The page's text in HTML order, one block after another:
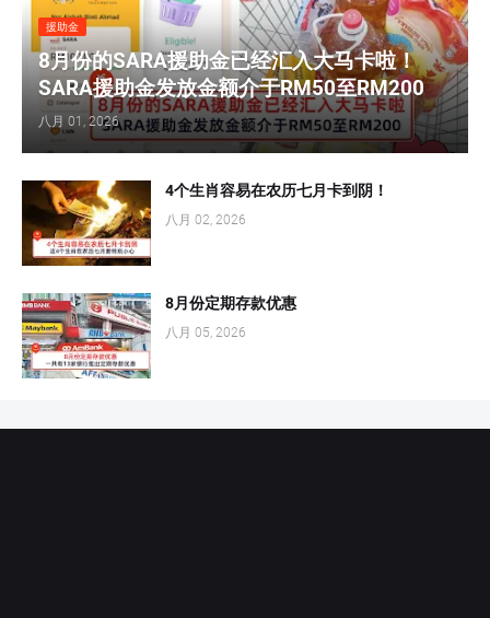
援助金
8月份的SARA援助金已经汇入大马卡啦！
SARA援助金发放金额介于RM50至RM200
八月 01, 2026
4个生肖容易在农历七月卡到阴！
八月 02, 2026
8月份定期存款优惠
八月 05, 2026